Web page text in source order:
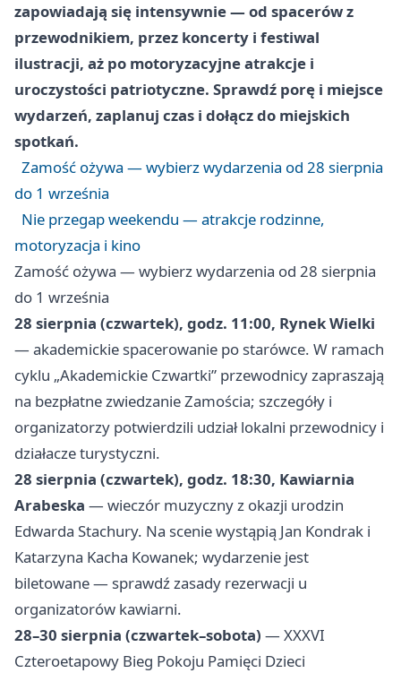
zapowiadają się intensywnie — od spacerów z
przewodnikiem, przez koncerty i festiwal
ilustracji, aż po motoryzacyjne atrakcje i
uroczystości patriotyczne. Sprawdź porę i miejsce
wydarzeń, zaplanuj czas i dołącz do miejskich
spotkań.
Zamość ożywa — wybierz wydarzenia od 28 sierpnia
do 1 września
Nie przegap weekendu — atrakcje rodzinne,
motoryzacja i kino
Zamość ożywa — wybierz wydarzenia od 28 sierpnia
do 1 września
28 sierpnia (czwartek), godz. 11:00, Rynek Wielki
— akademickie spacerowanie po starówce. W ramach
cyklu „Akademickie Czwartki” przewodnicy zapraszają
na bezpłatne zwiedzanie Zamościa; szczegóły i
organizatorzy potwierdzili udział lokalni przewodnicy i
działacze turystyczni.
28 sierpnia (czwartek), godz. 18:30, Kawiarnia
Arabeska — wieczór muzyczny z okazji urodzin
Edwarda Stachury. Na scenie wystąpią Jan Kondrak i
Katarzyna Kacha Kowanek; wydarzenie jest
biletowane — sprawdź zasady rezerwacji u
organizatorów kawiarni.
28–30 sierpnia (czwartek–sobota) — XXXVI
Czteroetapowy Bieg Pokoju Pamięci Dzieci